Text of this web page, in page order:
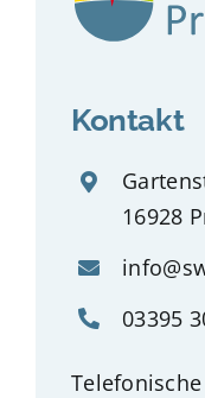
Kontakt
16928
03395